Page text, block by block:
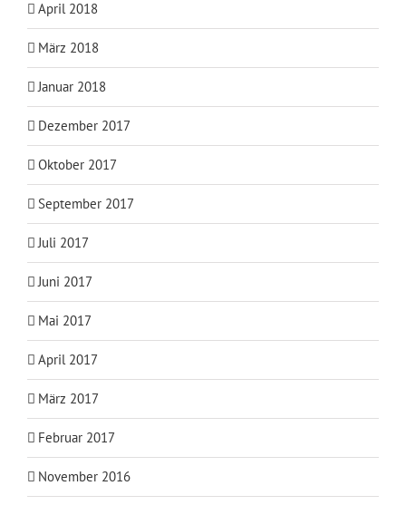
April 2018
März 2018
Januar 2018
Dezember 2017
Oktober 2017
September 2017
Juli 2017
Juni 2017
Mai 2017
April 2017
März 2017
Februar 2017
November 2016